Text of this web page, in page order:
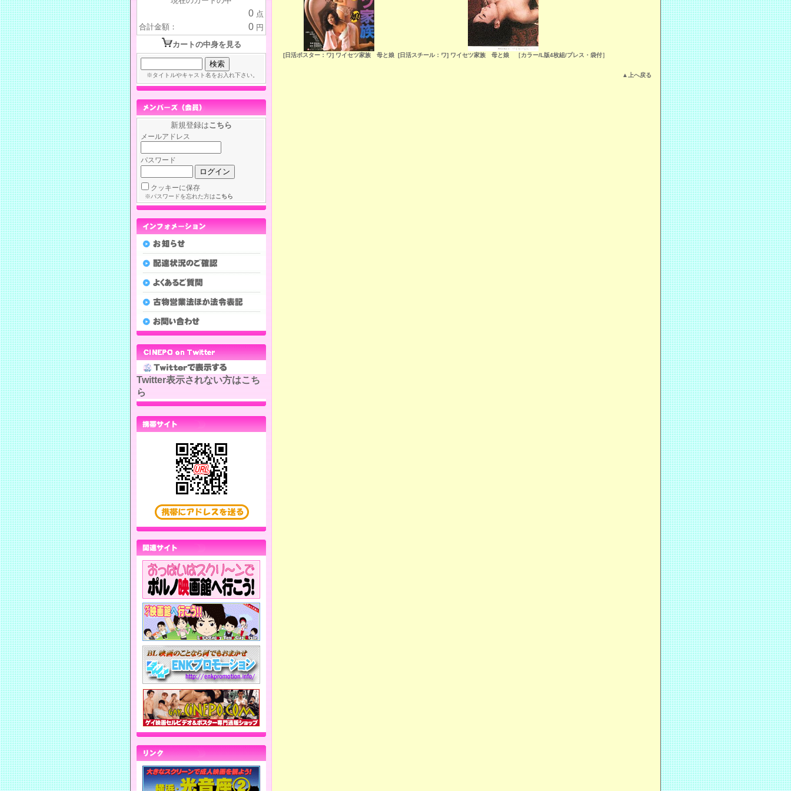
[日活ポスター：ワ] ワイセツ家族 母と娘 [日活スチール：ワ] ワイセツ家族 母と娘 ［カラー/L版4枚組/プレス・袋付］
▲上へ戻る
0 点
合計金額：
0 円
カートの中身を見る
※タイトルやキャスト名をお入れ下さい。
新規登録はこちら
メールアドレス
パスワード
クッキーに保存
※パスワードを忘れた方はこちら
Twitter表示されない方はこち
ら